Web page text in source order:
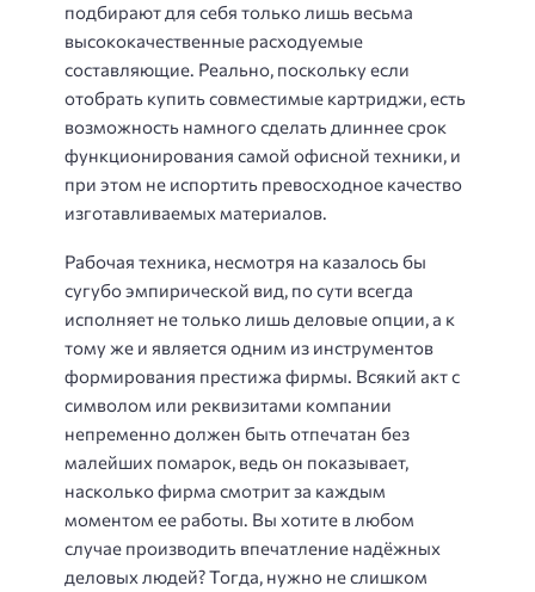
подбирают для себя только лишь весьма
высококачественные расходуемые
составляющие. Реально, поскольку если
отобрать купить совместимые картриджи, есть
возможность намного сделать длиннее срок
функционирования самой офисной техники, и
при этом не испортить превосходное качество
изготавливаемых материалов.
Рабочая техника, несмотря на казалось бы
сугубо эмпирической вид, по сути всегда
исполняет не только лишь деловые опции, а к
тому же и является одним из инструментов
формирования престижа фирмы. Всякий акт с
символом или реквизитами компании
непременно должен быть отпечатан без
малейших помарок, ведь он показывает,
насколько фирма смотрит за каждым
моментом ее работы. Вы хотите в любом
случае производить впечатление надёжных
деловых людей? Тогда, нужно не слишком